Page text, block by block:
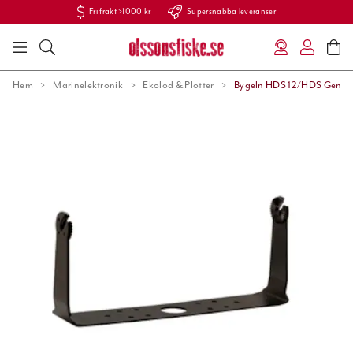
Fri frakt >1000 kr Supersnabba leveranser
Hem Marinelektronik Ekolod & Plotter Bygeln HDS 12/HDS